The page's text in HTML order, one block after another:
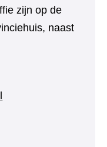
zijn op de
naast